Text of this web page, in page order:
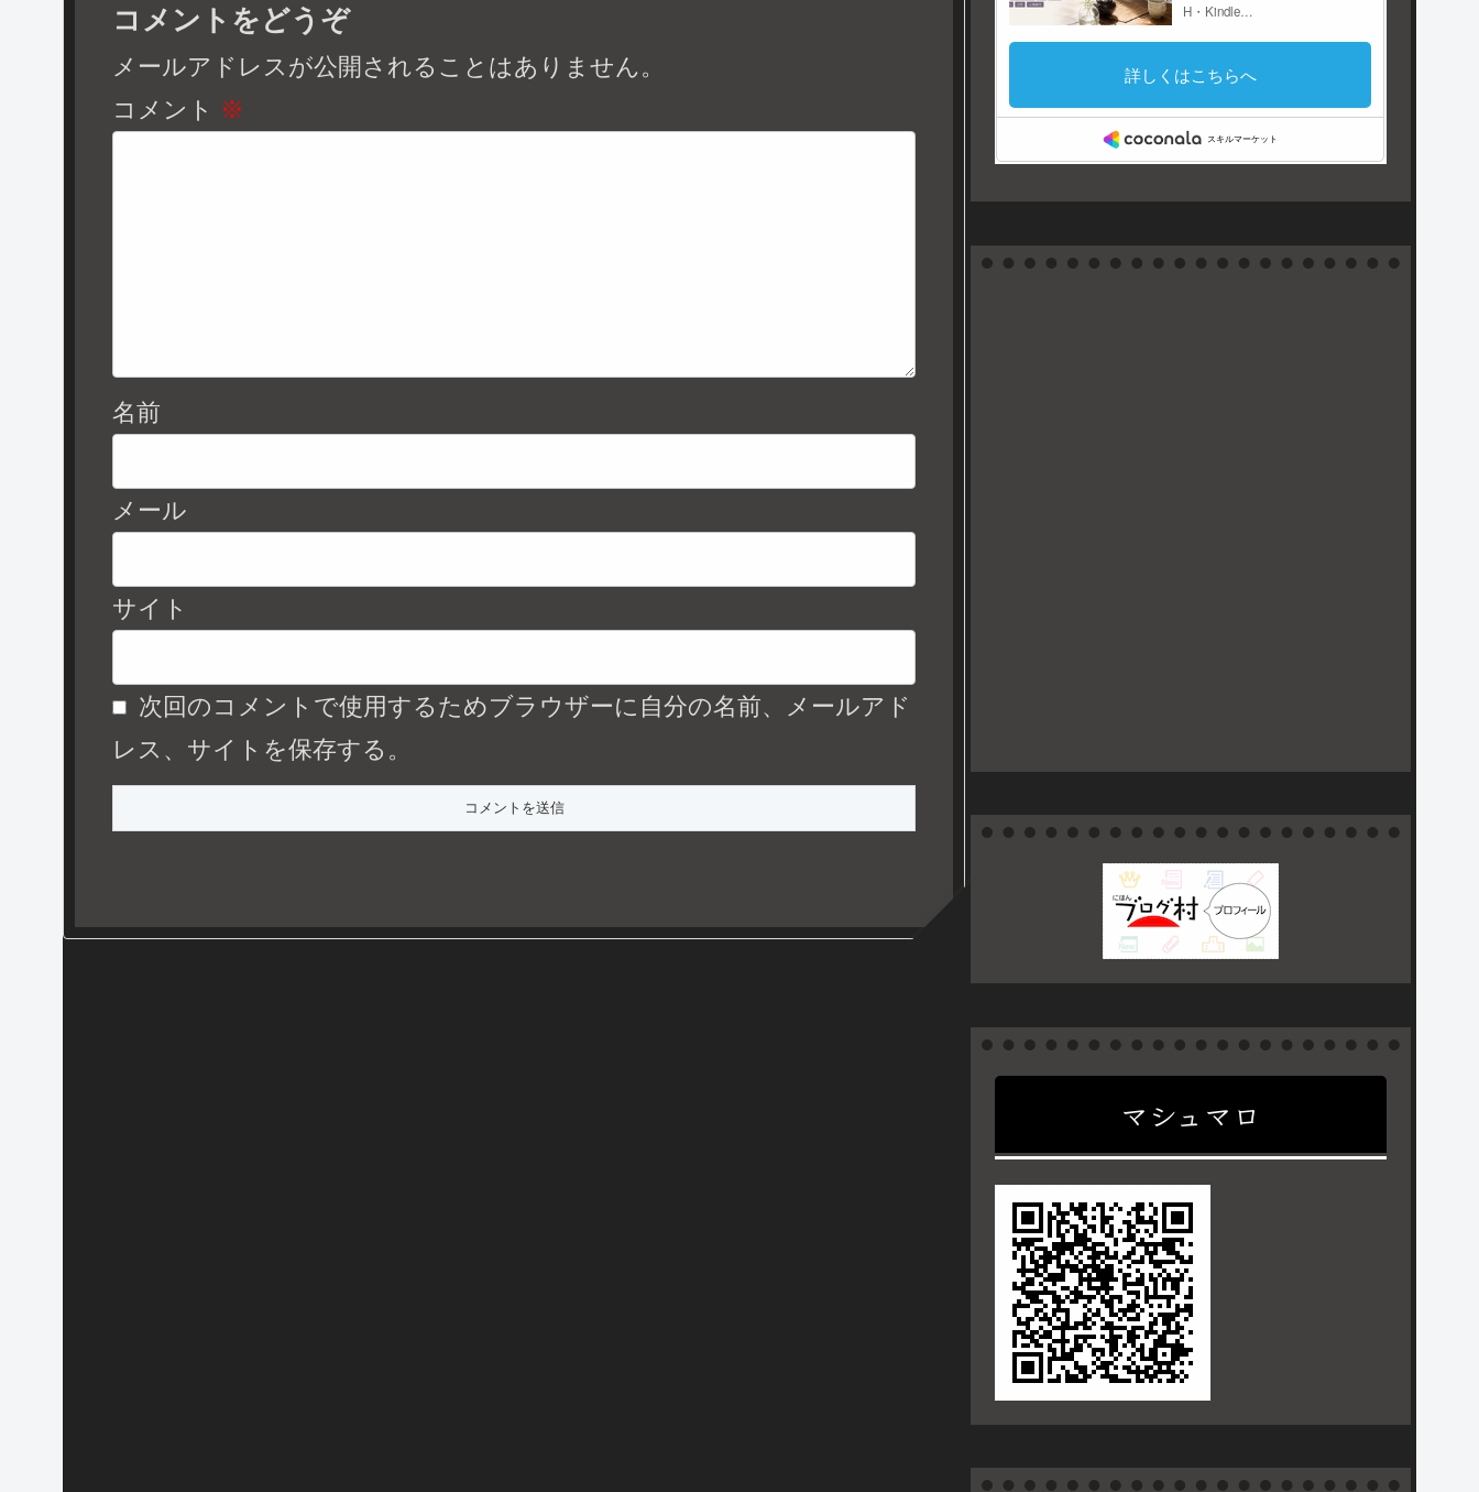
コメントをどうぞ
メールアドレスが公開されることはありません。
コメント ※
名前
メール
サイト
次回のコメントで使用するためブラウザーに自分の名前、メールアド
レス、サイトを保存する。
マシュマロ